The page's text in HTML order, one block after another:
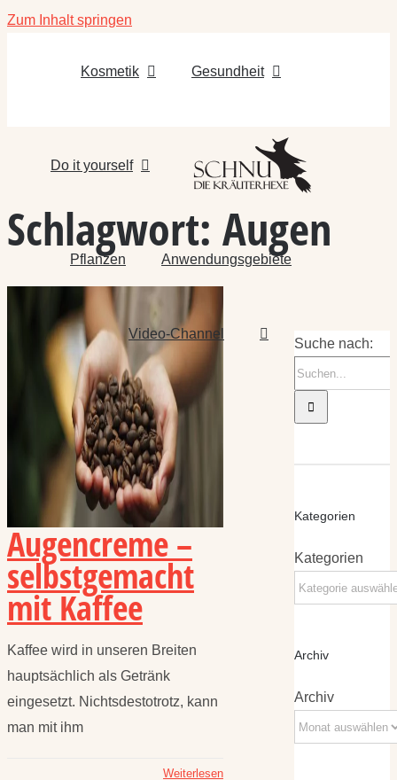
Zum Inhalt springen
Kosmetik Gesundheit
Do it yourself
Pflanzen Anwendungsgebiete
Video-Channel
Schlagwort: Augen
Augencreme –
selbstgemacht
mit Kaffee
Kaffee wird in unseren Breiten
hauptsächlich als Getränk
eingesetzt. Nichtsdestotrotz, kann
man mit ihm
Weiterlesen
Suche nach:
Kategorien
Kategorien
Archiv
Archiv